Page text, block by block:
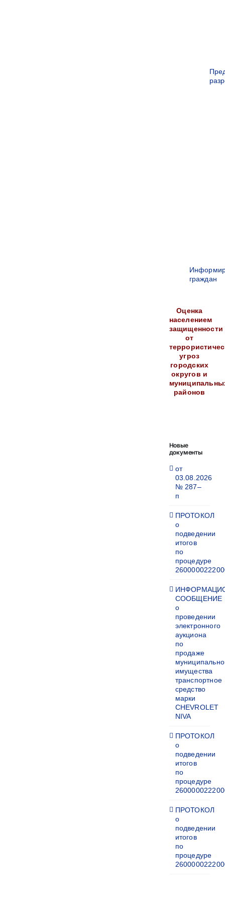
граждан
Оценка
населением
защищенности
от
угроз
городских
округов и
районов
Новые
документы
от
03.08.2026
№ 287–
п
ПРОТОКОЛ
о
подведении
итогов
по
процедуре
СООБЩЕНИЕ
о
проведении
электронного
аукциона
по
продаже
имущества
транспортное
средство
марки
CHEVROLET
NIVA
ПРОТОКОЛ
о
подведении
итогов
по
процедуре
ПРОТОКОЛ
о
подведении
итогов
по
процедуре